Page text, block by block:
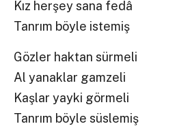
Kız herşey sana fedâ
Tanrım böyle istemiş
Gözler haktan sürmeli
Al yanaklar gamzeli
Kaşlar yayki görmeli
Tanrım böyle süslemiş